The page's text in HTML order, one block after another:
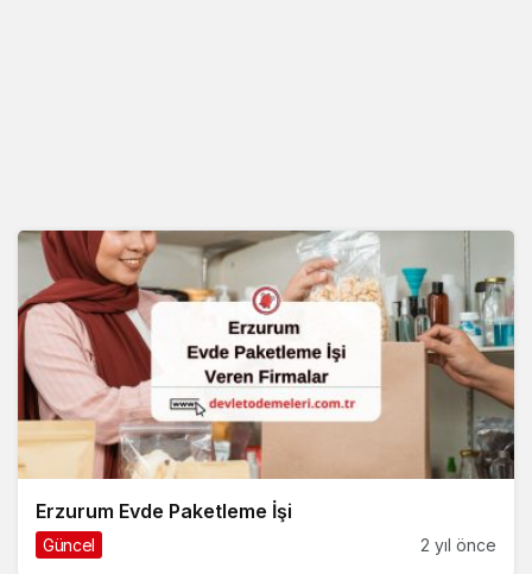
Erzurum Evde Paketleme İşi
Güncel 2 yıl önce